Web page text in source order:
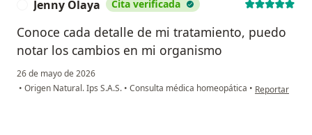
Jenny Olaya Cita verificada
Conoce cada detalle de mi tratamiento, puedo
notar los cambios en mi organismo
26 de mayo de 2026
• Origen Natural. Ips S.A.S. • Consulta médica homeopática • en opinión del
Reportar